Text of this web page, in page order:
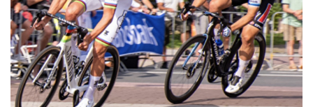
Drinken
Slapen
Recreatief
Winkels